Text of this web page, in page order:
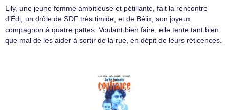
Lily, une jeune femme ambitieuse et pétillante, fait la rencontre
d’Édi, un drôle de SDF très timide, et de Bélix, son joyeux
compagnon à quatre pattes. Voulant bien faire, elle tente tant bien
que mal de les aider à sortir de la rue, en dépit de leurs réticences.